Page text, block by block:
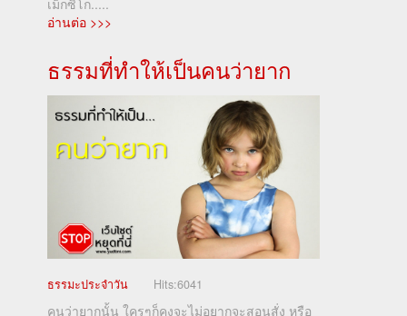
เม็กซิโก.....
อ่านต่อ >>>
ธรรมที่ทำให้เป็นคนว่ายาก
ธรรมะประจำวัน Hits:6041
คนว่ายากนั้น ใครๆก็คงจะไม่อยากจะสอนสั่ง หรือ